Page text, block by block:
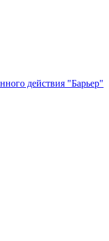
действия "Барьер"